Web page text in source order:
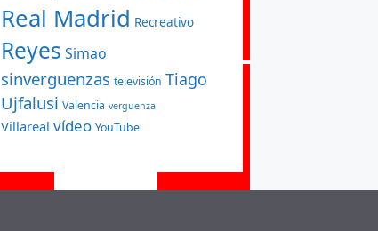
Real Madrid Recreativo
Reyes Simao
sinverguenzas televisión Tiago
Ujfalusi Valencia verguenza
Villareal vídeo YouTube